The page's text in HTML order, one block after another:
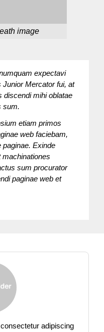
image
expectavi
Mercator fui, at
discendi mihi oblatae
sum.
etiam primos
web faciebam,
Exinde
sum procurator
paginae web et
adipiscing